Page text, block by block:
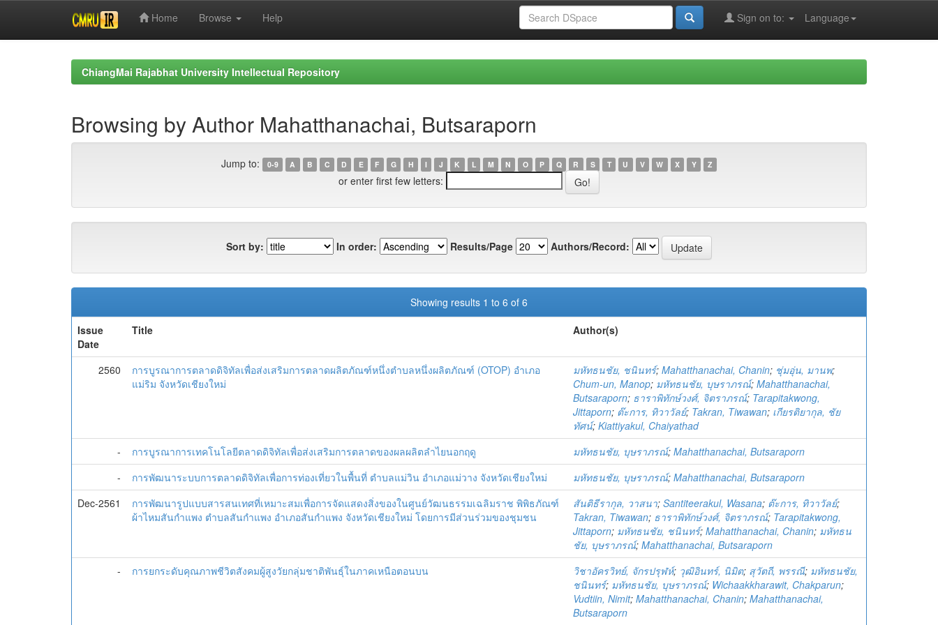
Home Browse Help Language
Sign on to:
ChiangMai Rajabhat University Intellectual Repository
Browsing by Author Mahatthanachai, Butsaraporn
Jump to: 0-9 A B C D E F G H I J K L M N O P Q R S T U V W X Y Z
or enter first few letters:
Sort by: In order: Results/Page Authors/Record:
Showing results 1 to 6 of 6
Issue
Date
Title Author(s)
2560
การบูรณาการตลาดดิจิทัลเพื่อส่งเสริมการตลาดผลิตภัณฑ์หนึ่งตำบลหนึ่งผลิตภัณฑ์ (OTOP) อำเภอ
แม่ริม จังหวัดเชียงใหม่
มหัทธนชัย, ชนินทร์; Mahatthanachai, Chanin; ชุ่มอุ่น, มานพ;
Chum-un, Manop; มหัทธนชัย, บุษราภรณ์; Mahatthanachai,
Butsaraporn; ธาราพิทักษ์วงศ์, จิตราภรณ์; Tarapitakwong,
Jittaporn; ต๊ะการ, ทิวาวัลย์; Takran, Tiwawan; เกียรติยากุล, ชัย
ทัศน์; Kiattiyakul, Chaiyathad
-
การบูรณาการเทคโนโลยีตลาดดิจิทัลเพื่อส่งเสริมการตลาดของผลผลิตลำไยนอกฤดู มหัทธนชัย, บุษราภรณ์; Mahatthanachai, Butsaraporn
-
การพัฒนาระบบการตลาดดิจิทัลเพื่อการท่องเที่ยวในพื้นที่ ตำบลแม่วิน อำเภอแม่วาง จังหวัดเชียงใหม่ มหัทธนชัย, บุษราภรณ์; Mahatthanachai, Butsaraporn
Dec-2561
การพัฒนารูปแบบสารสนเทศที่เหมาะสมเพื่อการจัดแสดงสิ่งของในศูนย์วัฒนธรรมเฉลิมราช พิพิธภัณฑ์
ผ้าไหมสันกำแพง ตำบลสันกำแพง อำเภอสันกำแพง จังหวัดเชียงใหม่ โดยการมีส่วนร่วมของชุมชน
สันติธีรากุล, วาสนา; Santiteerakul, Wasana; ต๊ะการ, ทิวาวัลย์;
Takran, Tiwawan; ธาราพิทักษ์วงศ์, จิตราภรณ์; Tarapitakwong,
Jittaporn; มหัทธนชัย, ชนินทร์; Mahatthanachai, Chanin; มหัทธน
ชัย, บุษราภรณ์; Mahatthanachai, Butsaraporn
-
การยกระดับคุณภาพชีวิตสังคมผู้สูงวัยกลุ่มชาติพันธุ์ในภาคเหนือตอนบน วิชาอัครวิทย์, จักรปรุฬห์; วุฒิอินทร์, นิมิต; สุวัตถี, พรรณี; มหัทธนชัย,
ชนินทร์; มหัทธนชัย, บุษราภรณ์; Wichaakkharawit, Chakparun;
Vudtiin, Nimit; Mahatthanachai, Chanin; Mahatthanachai,
Butsaraporn